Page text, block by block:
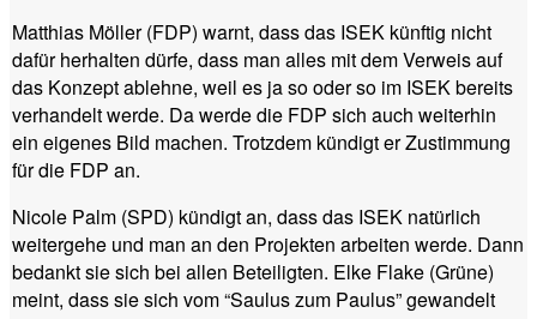
Matthias Möller (FDP) warnt, dass das ISEK künftig nicht
dafür herhalten dürfe, dass man alles mit dem Verweis auf
das Konzept ablehne, weil es ja so oder so im ISEK bereits
verhandelt werde. Da werde die FDP sich auch weiterhin
ein eigenes Bild machen. Trotzdem kündigt er Zustimmung
für die FDP an.
Nicole Palm (SPD) kündigt an, dass das ISEK natürlich
weitergehe und man an den Projekten arbeiten werde. Dann
bedankt sie sich bei allen Beteiligten. Elke Flake (Grüne)
meint, dass sie sich vom “Saulus zum Paulus” gewandelt